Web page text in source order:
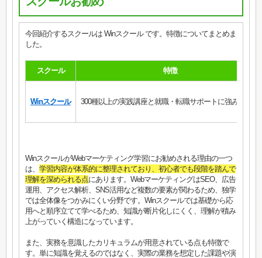
今回紹介するスクールは Winスクール です。特徴についてまとめま
した。
スクール 特徴
Winスクール 300種以上の実践講座と就職・転職サポートに強みを発揮
WinスクールがWebマーケティング学習にお勧めされる理由の一つ
は、 学習内容が体系的に整理されており、初心者でも段階を踏んで
理解を深められる点にあります。WebマーケティングはSEO、広告
運用、アクセス解析、SNS活用など複数の要素が関わるため、独学
では全体像をつかみにくい分野です。Winスクールでは基礎から応
用へと順序立てて学べるため、知識が断片化しにくく、理解が積み
上がっていく構造になっています。
また、実務を意識したカリキュラムが用意されている点も特徴で
す。単に知識を覚えるのではなく、実際の業務を想定した課題や演